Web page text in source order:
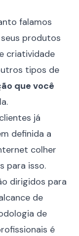
falamos
produtos
criatividade
tipos de
que você
já
definida a
colher
para isso.
dirigidos para
de
de
é